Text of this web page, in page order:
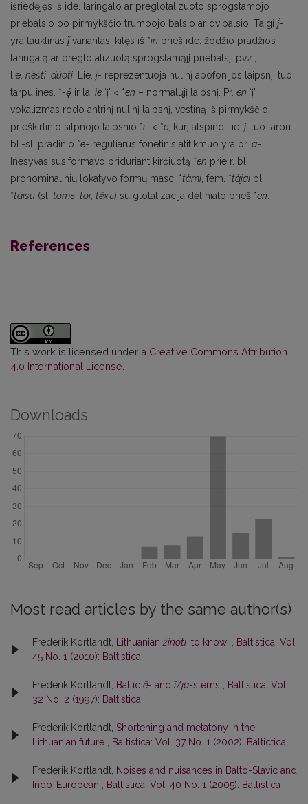
išriedėjęs iš ide. laringalo ar preglotalizuoto sprogstamojo
priebalsio po pirmykščio trumpojo balsio ar dvibalsio. Taigi į́-
yra lauktinas į̃variantas, kilęs iš *in prieš ide. žodžio pradžios
laringalą ar preglotalizuotą sprogstamąjį priebalsį, pvz.,
lie. nèšti, dúoti. Lie. į- reprezentuoja nulinį apofonijos laipsnį, tuo
tarpu ines. *-ę́ ir la. ìe ‘į’ < *en – normalųjį laipsnį. Pr. en ‘į’
vokalizmas rodo antrinį nulinį laipsnį, vestiną iš pirmykščio
prieškirtinio silpnojo laipsnio *i- < *e, kurį atspindi lie. į, tuo tarpu
bl.-sl. pradinio *e- reguliarus fonetinis atitikmuo yra pr. a-.
Inesyvas susiformavo priduriant kirčiuotą *en prie r. bl.
pronominalinių lokatyvo formų masc. *tàmi, fem. *tàjai pl.
*tàisu (sl. tomь, toi, těxъ) su glotalizacija dėl hiato prieš *en.
References
This work is licensed under a Creative Commons Attribution
4.0 International License.
Downloads
Most read articles by the same author(s)
Frederik Kortlandt, Lithuanianžinóti ‘to know’ , Baltistica: Vol.
45 No. 1 (2010): Baltistica
Frederik Kortlandt, Baltic ē- and ī/jā-stems , Baltistica: Vol.
32 No. 2 (1997): Baltistica
Frederik Kortlandt, Shortening and metatony in the
Lithuanian future , Baltistica: Vol. 37 No. 1 (2002): Baltictica
Frederik Kortlandt, Noises and nuisances in Balto-Slavic and
Indo-European , Baltistica: Vol. 40 No. 1 (2005): Baltistica